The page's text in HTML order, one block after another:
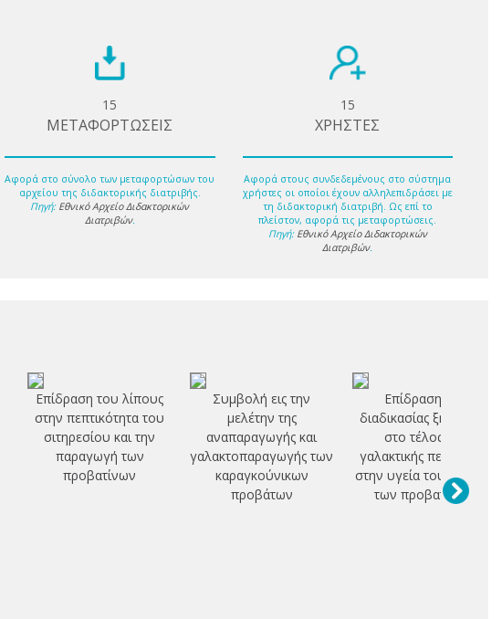
15
ΜΕΤΑΦΟΡΤΩΣΕΙΣ
Αφορά στο σύνολο των μεταφορτώσων του
αρχείου της διδακτορικής διατριβής.
Πηγή: Εθνικό Αρχείο Διδακτορικών
Διατριβών.
15
ΧΡΗΣΤΕΣ
Αφορά στους συνδεδεμένους στο σύστημα
χρήστες οι οποίοι έχουν αλληλεπιδράσει με
τη διδακτορική διατριβή. Ως επί το
πλείστον, αφορά τις μεταφορτώσεις.
Πηγή: Εθνικό Αρχείο Διδακτορικών
Διατριβών.
Επίδραση του λίπους
στην πεπτικότητα του
σιτηρεσίου και την
παραγωγή των
προβατίνων
Συμβολή εις την
μελέτην της
αναπαραγωγής και
γαλακτοπαραγωγής των
καραγκούνικων
προβάτων
Επίδραση της
διαδικασίας ξήρανσης
στο τέλος της
γαλακτικής περιόδου,
στην υγεία του μαστού
των προβατίνων